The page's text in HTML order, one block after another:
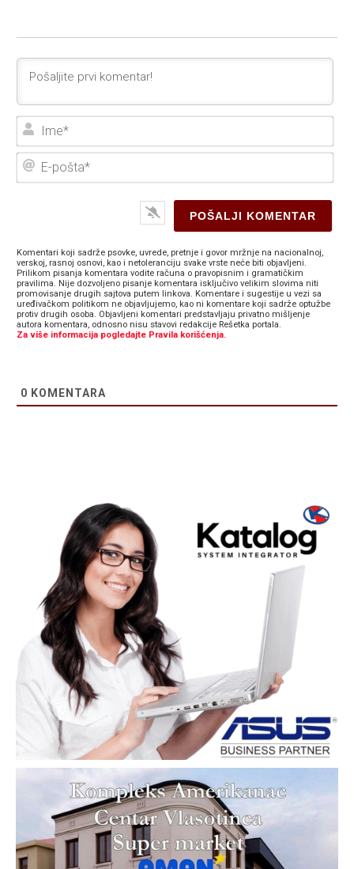
E-
Komentari koji sadrže psovke, uvrede, pretnje i govor mržnje na nacionalnoj,
verskoj, rasnoj osnovi, kao i netoleranciju svake vrste neće biti objavljeni.
Prilikom pisanja komentara vodite računa o pravopisnim i gramatičkim
pravilima. Nije dozvoljeno pisanje komentara isključivo velikim slovima niti
promovisanje drugih sajtova putem linkova. Komentare i sugestije u vezi sa
uređivačkom politikom ne objavljujemo, kao ni komentare koji sadrže optužbe
protiv drugih osoba. Objavljeni komentari predstavljaju privatno mišljenje
autora komentara, odnosno nisu stavovi redakcije Rešetka portala.
Za više informacija pogledajte Pravila korišćenja.
0 KOMENTARA